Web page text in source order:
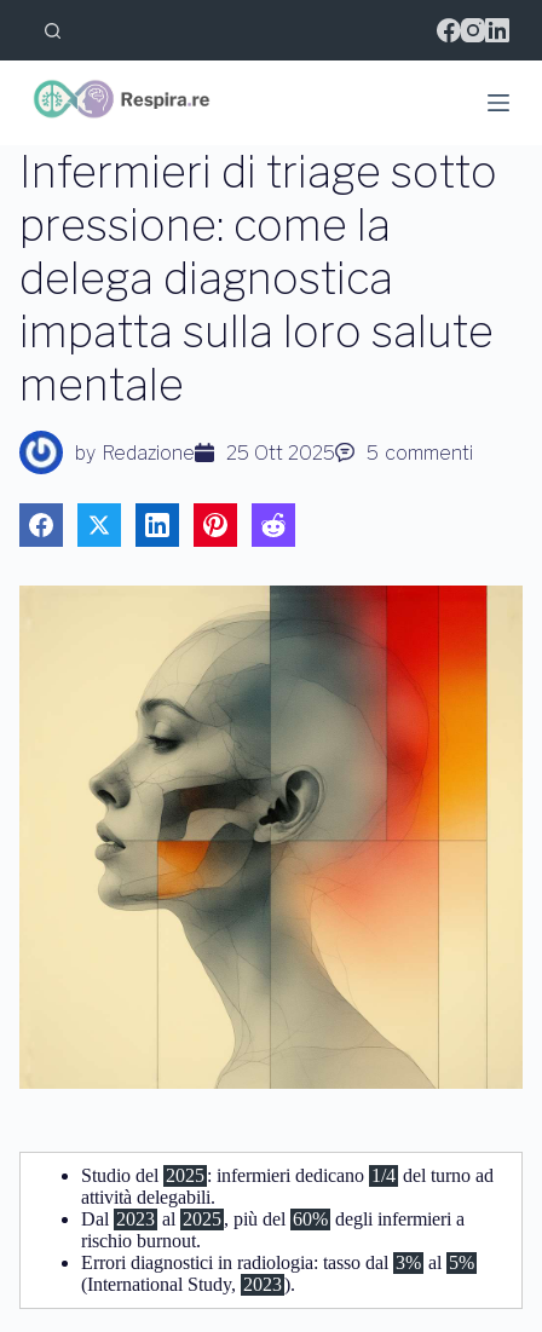
l
l
n
t
n
t
o
Infermieri di triage sotto
pressione: come la
delega diagnostica
impatta sulla loro salute
mentale
by Redazione 25 Ott 2025 5 commenti
Studio del 2025: infermieri dedicano 1/4 del turno ad
attività delegabili.
Dal 2023 al 2025, più del 60% degli infermieri a
rischio burnout.
Errori diagnostici in radiologia: tasso dal 3% al 5%
(International Study, 2023).